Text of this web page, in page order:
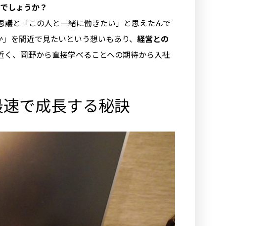
しょうか？
と「この人と一緒に働きたい」と思えたんで
を間近で見たいという想いもあり、 経営との
、岡野から直接学べることへの期待から入社
で成長する秘訣